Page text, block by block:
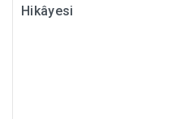
Hikâyesi